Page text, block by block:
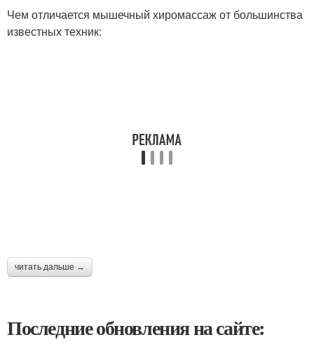
Чем отличается мышечный хиромассаж от большинства
известных техник:
читать дальше →
Последние обновления на сайте: